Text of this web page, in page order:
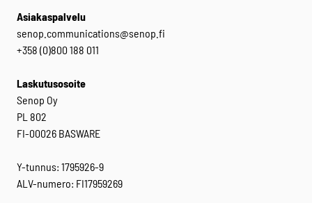
Asiakaspalvelu
senop.communications@senop.fi
+358 (0)800 188 011
Laskutusosoite
Senop Oy
PL 802
FI-00026 BASWARE
Y-tunnus: 1795926-9
ALV-numero: FI17959269